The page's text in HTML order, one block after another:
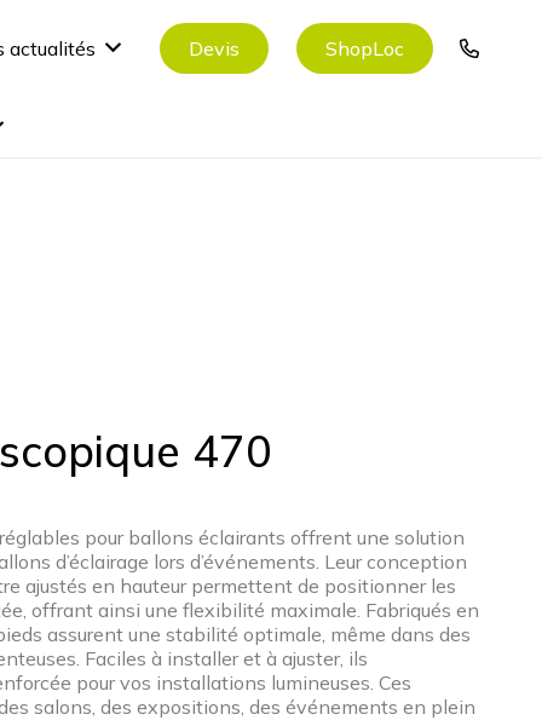
actualités Devis ShopLoc
470
pour ballons éclairants offrent une solution
d’éclairage lors d’événements. Leur conception
ajustés en hauteur permettent de positionner les
offrant ainsi une flexibilité maximale. Fabriqués en
assurent une stabilité optimale, même dans des
Faciles à installer et à ajuster, ils
pour vos installations lumineuses. Ces
salons, des expositions, des événements en plein